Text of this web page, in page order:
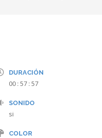
DURACIÓN
00 : 57 : 57
SONIDO
si
COLOR